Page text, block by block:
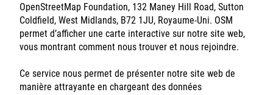
OpenStreetMap Foundation, 132 Maney Hill Road, Sutton
Coldfield, West Midlands, B72 1JU, Royaume-Uni. OSM
permet d’afficher une carte interactive sur notre site web,
vous montrant comment nous trouver et nous rejoindre.
Ce service nous permet de présenter notre site web de
manière attrayante en chargeant des données